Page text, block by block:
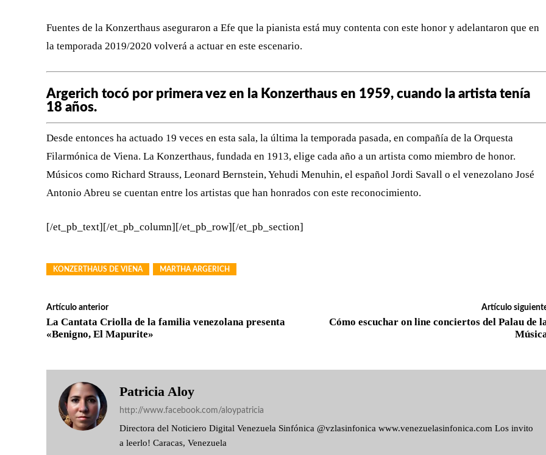
Fuentes de la Konzerthaus aseguraron a Efe que la pianista está muy contenta con este honor y adelantaron que en
la temporada 2019/2020 volverá a actuar en este escenario.
Argerich tocó por primera vez en la Konzerthaus en 1959, cuando la artista tenía
18 años.
Desde entonces ha actuado 19 veces en esta sala, la última la temporada pasada, en compañía de la Orquesta
Filarmónica de Viena. La Konzerthaus, fundada en 1913, elige cada año a un artista como miembro de honor.
Músicos como Richard Strauss, Leonard Bernstein, Yehudi Menuhin, el español Jordi Savall o el venezolano José
Antonio Abreu se cuentan entre los artistas que han honrados con este reconocimiento.
[/et_pb_text][/et_pb_column][/et_pb_row][/et_pb_section]
KONZERTHAUS DE VIENA MARTHA ARGERICH
Artículo anterior
La Cantata Criolla de la familia venezolana presenta
«Benigno, El Mapurite»
Artículo
Cómo escuchar on line conciertos del Palau de
Patricia Aloy
http://www.facebook.com/aloypatricia
Directora del Noticiero Digital Venezuela Sinfónica @vzlasinfonica www.venezuelasinfonica.com Los invito
a leerlo! Caracas, Venezuela